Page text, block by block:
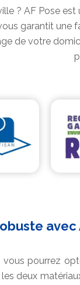
? AF Pose
garantit une
de votre
avec
pourrez
deux